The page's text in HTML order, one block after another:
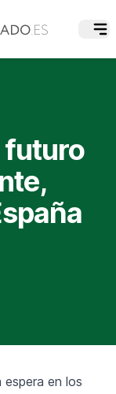
futuro
espera en los